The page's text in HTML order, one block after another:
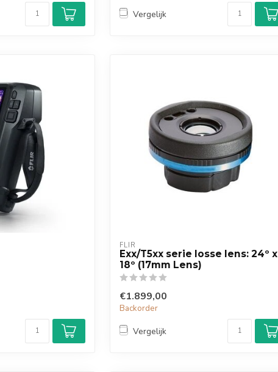
Vergelijk
FLIR
Exx/T5xx serie losse lens: 24º x
18º (17mm Lens)
€1.899,00
Backorder
Vergelijk